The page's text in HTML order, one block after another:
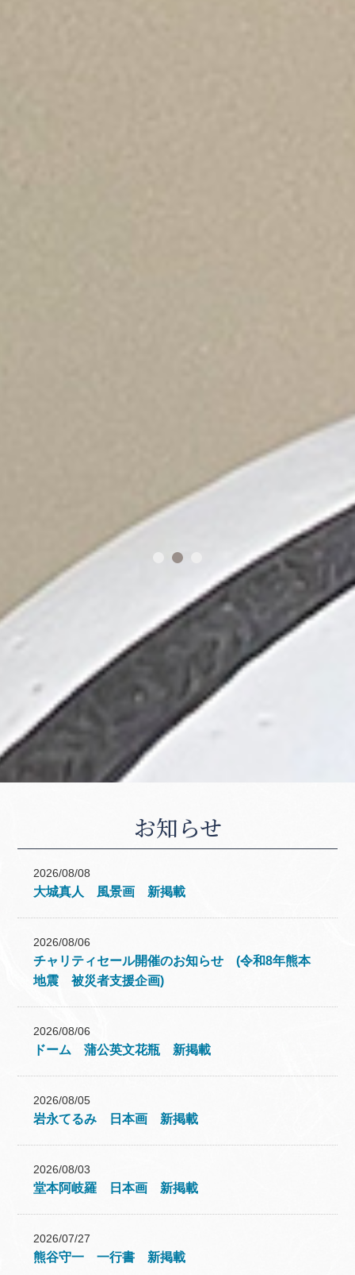
お知らせ
2026/08/08
大城真人 風景画 新掲載
2026/08/06
チャリティセール開催のお知らせ (令和8年熊本
地震 被災者支援企画)
2026/08/06
ドーム 蒲公英文花瓶 新掲載
2026/08/05
岩永てるみ 日本画 新掲載
2026/08/03
堂本阿岐羅 日本画 新掲載
2026/07/27
熊谷守一 一行書 新掲載